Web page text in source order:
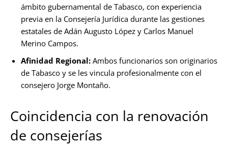
ámbito gubernamental de Tabasco, con experiencia
previa en la Consejería Jurídica durante las gestiones
estatales de Adán Augusto López y Carlos Manuel
Merino Campos.
Afinidad Regional: Ambos funcionarios son originarios
de Tabasco y se les vincula profesionalmente con el
consejero Jorge Montaño.
Coincidencia con la renovación
de consejerías